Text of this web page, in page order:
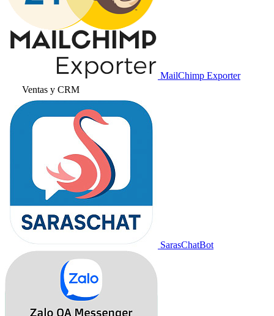
MailChimp Exporter
Ventas y CRM
SarasChatBot